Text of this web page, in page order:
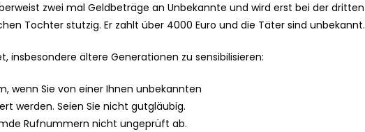
zwei mal Geldbeträge an Unbekannte und wird erst bei der dritten
Tochter stutzig. Er zahlt über 4000 Euro und die Täter sind unbekannt.
insbesondere ältere Generationen zu sensibilisieren:
wenn Sie von einer Ihnen unbekannten
werden. Seien Sie nicht gutgläubig.
Rufnummern nicht ungeprüft ab.